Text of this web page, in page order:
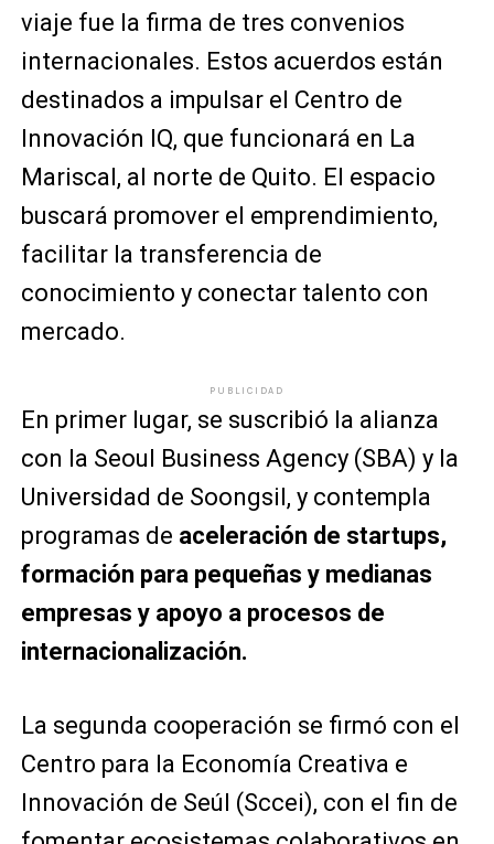
viaje fue la firma de tres convenios
internacionales. Estos acuerdos están
destinados a impulsar el Centro de
Innovación IQ, que funcionará en La
Mariscal, al norte de Quito. El espacio
buscará promover el emprendimiento,
facilitar la transferencia de
conocimiento y conectar talento con
mercado.
PUBLICIDAD
En primer lugar, se suscribió la alianza
con la Seoul Business Agency (SBA) y la
Universidad de Soongsil, y contempla
programas de aceleración de startups,
formación para pequeñas y medianas
empresas y apoyo a procesos de
internacionalización.
La segunda cooperación se firmó con el
Centro para la Economía Creativa e
Innovación de Seúl (Sccei), con el fin de